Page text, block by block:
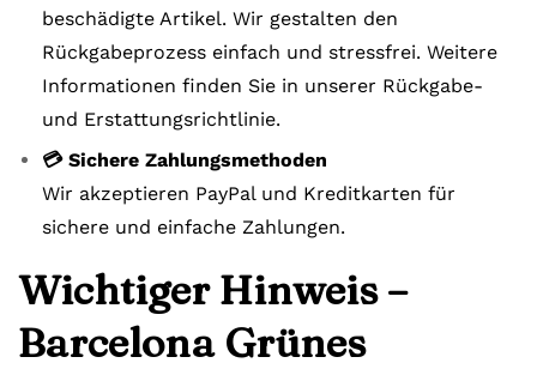
beschädigte Artikel. Wir gestalten den
Rückgabeprozess einfach und stressfrei. Weitere
Informationen finden Sie in unserer Rückgabe-
und Erstattungsrichtlinie.
💳 Sichere Zahlungsmethoden
Wir akzeptieren PayPal und Kreditkarten für
sichere und einfache Zahlungen.
Wichtiger Hinweis –
Barcelona Grünes